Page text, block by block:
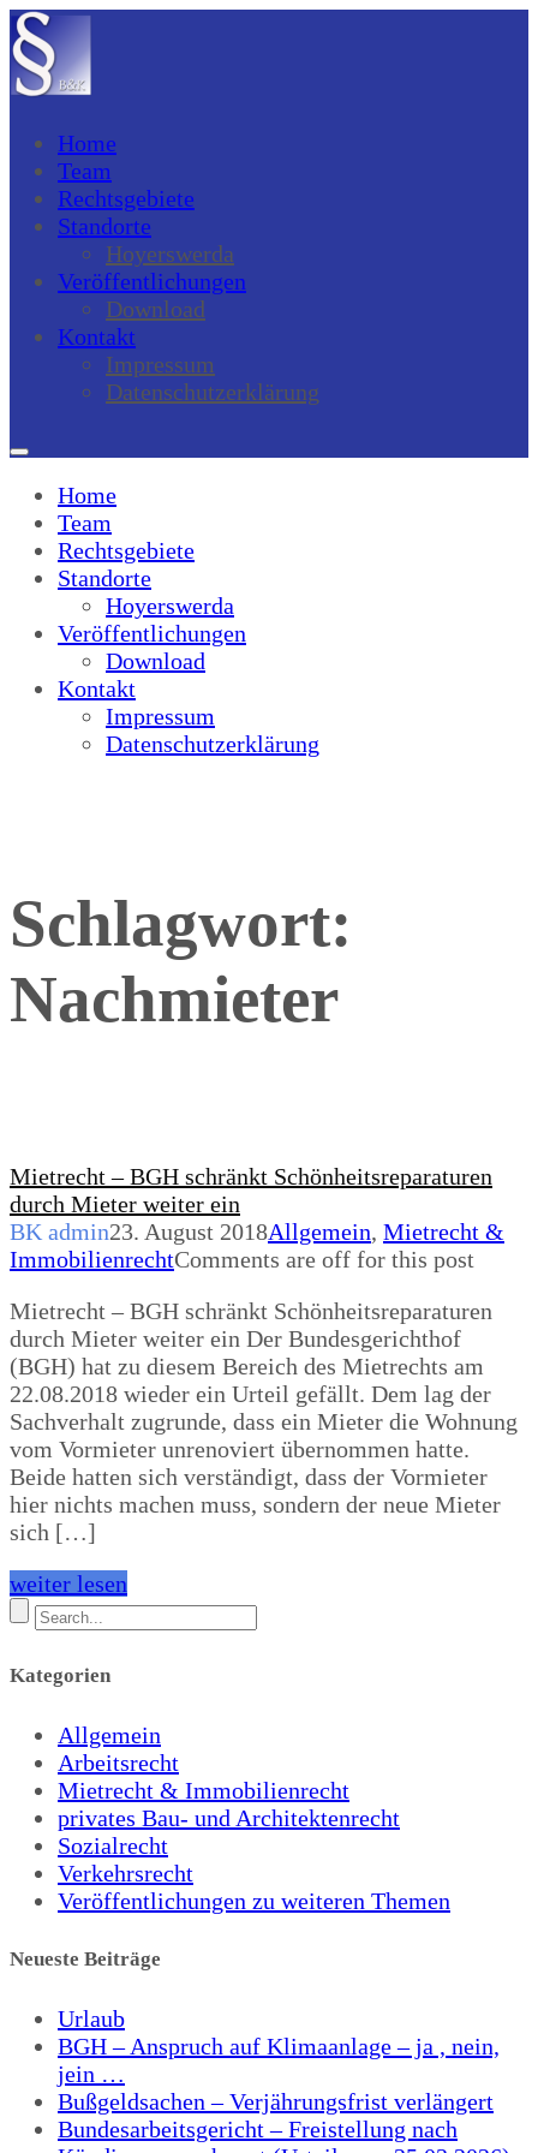
Home
Team
Rechtsgebiete
Standorte
Hoyerswerda
Veröffentlichungen
Download
Kontakt
Impressum
Datenschutzerklärung
Home
Team
Rechtsgebiete
Standorte
Hoyerswerda
Veröffentlichungen
Download
Kontakt
Impressum
Datenschutzerklärung
Schlagwort:
Nachmieter
Mietrecht – BGH schränkt Schönheitsreparaturen
durch Mieter weiter ein
BK admin23. August 2018Allgemein, Mietrecht &
ImmobilienrechtComments are off for this post
Mietrecht – BGH schränkt Schönheitsreparaturen
durch Mieter weiter ein Der Bundesgerichthof
(BGH) hat zu diesem Bereich des Mietrechts am
22.08.2018 wieder ein Urteil gefällt. Dem lag der
Sachverhalt zugrunde, dass ein Mieter die Wohnung
vom Vormieter unrenoviert übernommen hatte.
Beide hatten sich verständigt, dass der Vormieter
hier nichts machen muss, sondern der neue Mieter
sich […]
weiter lesen
Kategorien
Allgemein
Arbeitsrecht
Mietrecht & Immobilienrecht
privates Bau- und Architektenrecht
Sozialrecht
Verkehrsrecht
Veröffentlichungen zu weiteren Themen
Neueste Beiträge
Urlaub
BGH – Anspruch auf Klimaanlage – ja , nein,
jein …
Bußgeldsachen – Verjährungsfrist verlängert
Bundesarbeitsgericht – Freistellung nach